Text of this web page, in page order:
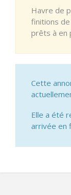
Havre de
finitions
prêts à en
Cette
Elle a été
arrivée en